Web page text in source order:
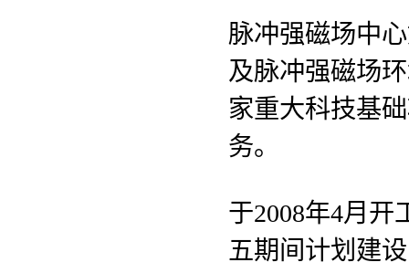
脉冲强磁场中
及脉冲强磁场
家重大科技基
务。
于2008年4月
五期间计划建